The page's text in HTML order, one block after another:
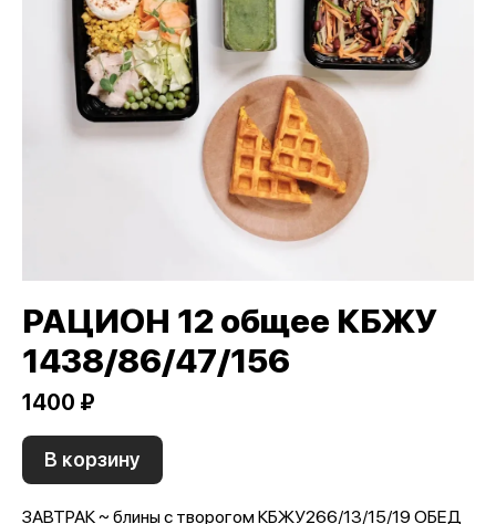
РАЦИОН 12 общее КБЖУ
1438/86/47/156
1400 ₽
В корзину
ЗАВТРАК ~ блины с творогом КБЖУ266/13/15/19 ОБЕД